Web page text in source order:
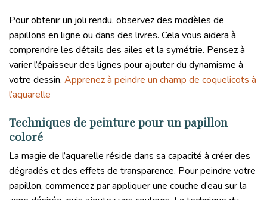
Pour obtenir un joli rendu, observez des modèles de
papillons en ligne ou dans des livres. Cela vous aidera à
comprendre les détails des ailes et la symétrie. Pensez à
varier l’épaisseur des lignes pour ajouter du dynamisme à
votre dessin. Apprenez à peindre un champ de coquelicots à
l’aquarelle
Techniques de peinture pour un papillon
coloré
La magie de l’aquarelle réside dans sa capacité à créer des
dégradés et des effets de transparence. Pour peindre votre
papillon, commencez par appliquer une couche d’eau sur la